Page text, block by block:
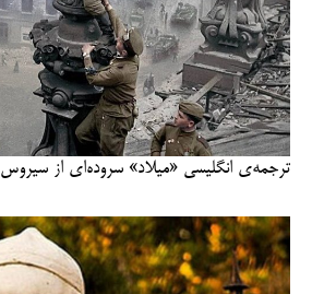
ترجمه‌ی انگلیسی «میلاد» سروده‌ای از سیروس